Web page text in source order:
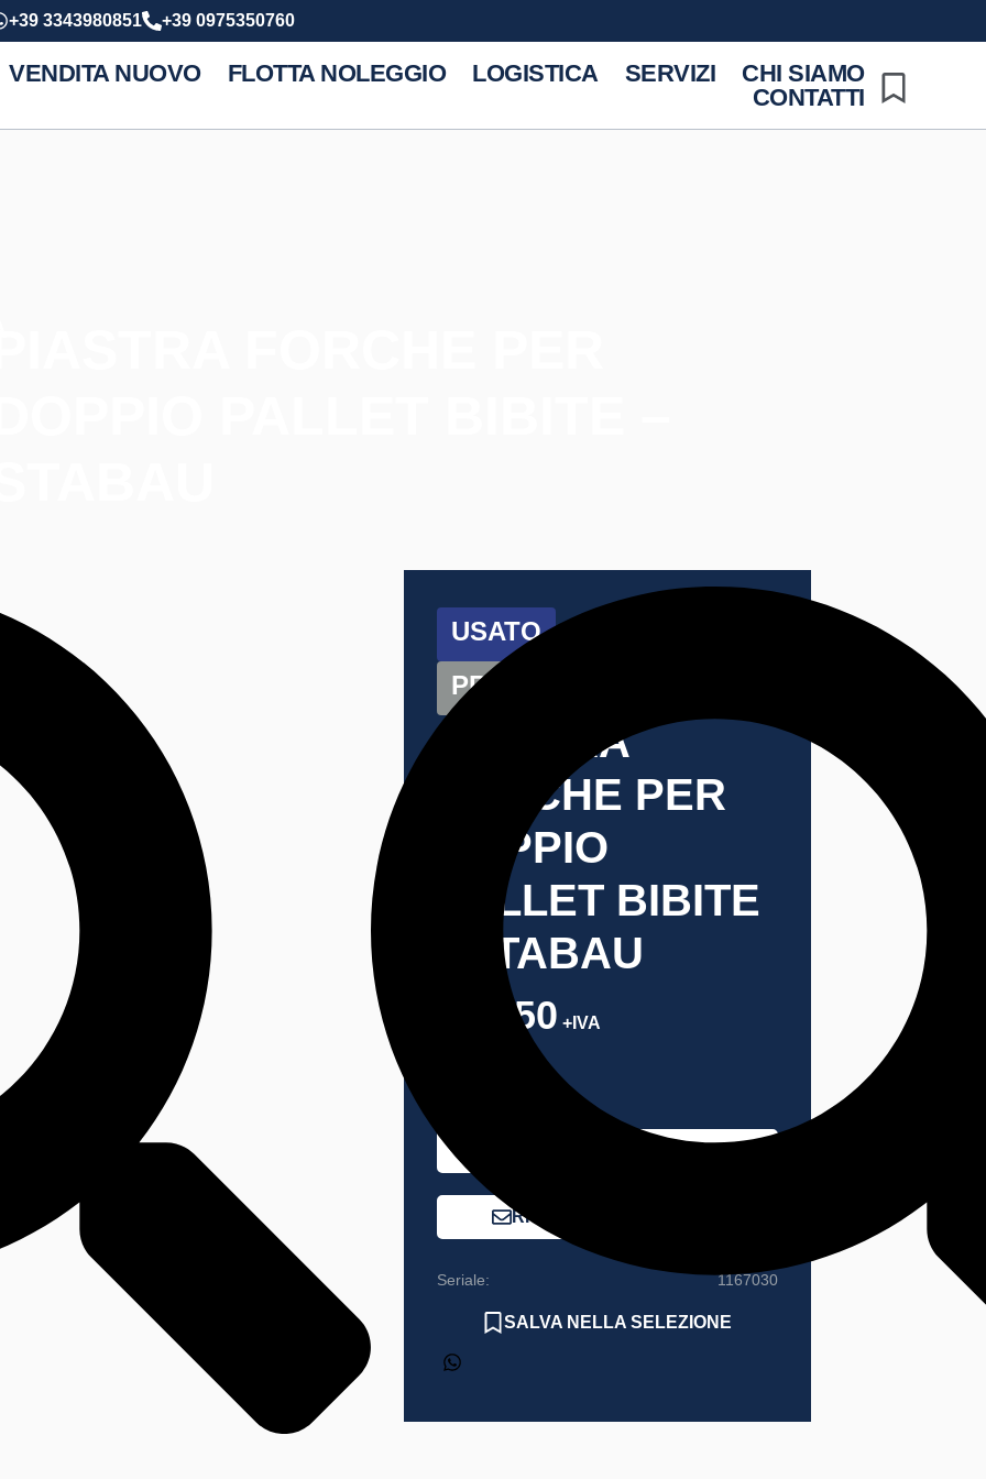
+39 3343980851 +39 0975350760
VENDITA NUOVO FLOTTA NOLEGGIO LOGISTICA SERVIZI
CHI SIAMO
CONTATTI
USATO
PREZZO PROMO
PIASTRA
FORCHE PER
DOPPIO
PALLET BIBITE
- STABAU
€2.850 +IVA
RICHIEDI INFORMAZIONI
Seriale: 1167030
SALVA NELLA SELEZIONE